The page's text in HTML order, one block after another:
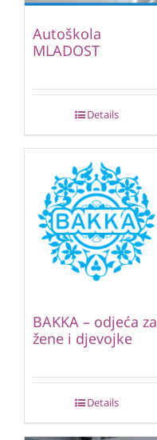
Autoškola
MLADOST
Details
BAKKA – odjeća za
žene i djevojke
Details